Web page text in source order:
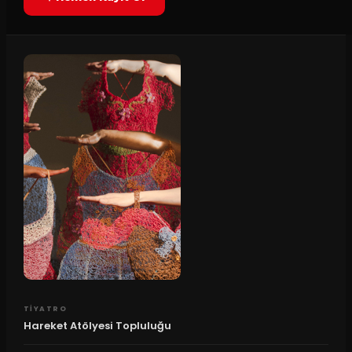
TIYATRO
Hareket Atölyesi Topluluğu